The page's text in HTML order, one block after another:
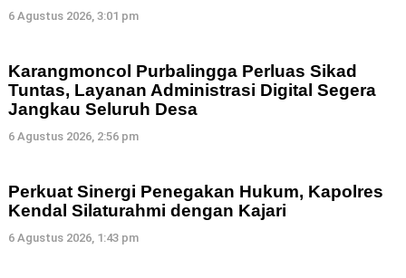
6 Agustus 2026, 3:01 pm
Karangmoncol Purbalingga Perluas Sikad
Tuntas, Layanan Administrasi Digital Segera
Jangkau Seluruh Desa
6 Agustus 2026, 2:56 pm
Perkuat Sinergi Penegakan Hukum, Kapolres
Kendal Silaturahmi dengan Kajari
6 Agustus 2026, 1:43 pm